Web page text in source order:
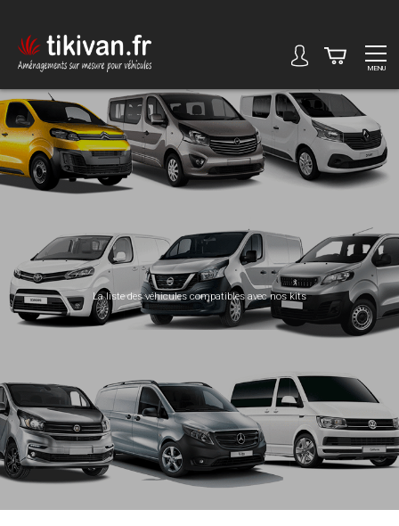
MENU
La liste des véhicules compatibles avec nos kits